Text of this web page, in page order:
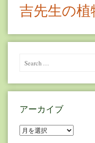
吉先生の植
Search
アーカイブ
ア